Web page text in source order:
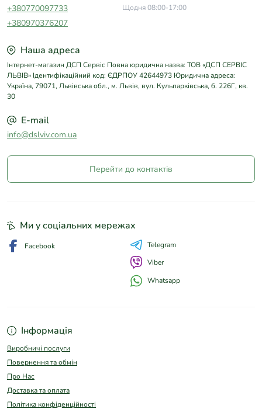
+380770097733
+380970376207
Щодня 08:00-17:00
Наша адреса
Інтернет-магазин ДСП Сервіс Повна юридична назва: ТОВ «ДСП СЕРВІС
ЛЬВІВ» Ідентифікаційний код: ЄДРПОУ 42644973 Юридична адреса:
Україна, 79071, Львівська обл., м. Львів, вул. Кульпарківська, б. 226Г, кв.
30
E-mail
info@dslviv.com.ua
Перейти до контактів
Інформація
Виробничі послуги
Повернення та обмін
Про Нас
Доставка та оплата
Політика конфіденційності
Ми у соціальних мережах
Facebook
Telegram
Viber
Whatsapp